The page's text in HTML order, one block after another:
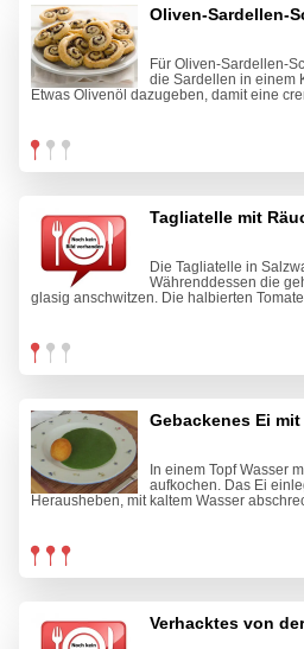
Oliven-Sardellen-
Für Oliven-Sardellen-
die Sardellen in einem
Etwas Olivenöl dazugeben, damit eine
Tagliatelle mit
Die Tagliatelle in
Währenddessen die
glasig anschwitzen. Die halbierten
Gebackenes Ei
In einem Topf Wasser
aufkochen. Das Ei
Herausheben, mit kaltem Wasser
Verhacktes von